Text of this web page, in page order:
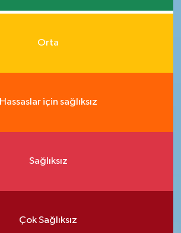
Orta
Hassaslar için sağlıksız
Sağlıksız
Çok Sağlıksız